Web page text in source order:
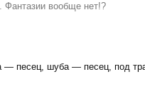
вообще нет!?
песец, шуба — песец, под